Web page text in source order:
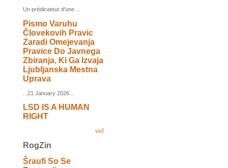
Un prédicateur d'une ...
Pismo Varuhu
Človekovih Pravic
Zaradi Omejevanja
Pravice Do Javnega
Zbiranja, Ki Ga Izvaja
Ljubljanska Mestna
Uprava
...21 January 2026...
LSD IS A HUMAN
RIGHT
več
RogZin
Šraufi So Se